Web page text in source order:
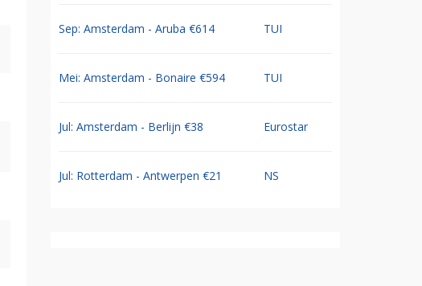
Sep: Amsterdam - Aruba €614 TUI
Mei: Amsterdam - Bonaire €594 TUI
Jul: Amsterdam - Berlijn €38 Eurostar
Jul: Rotterdam - Antwerpen €21 NS